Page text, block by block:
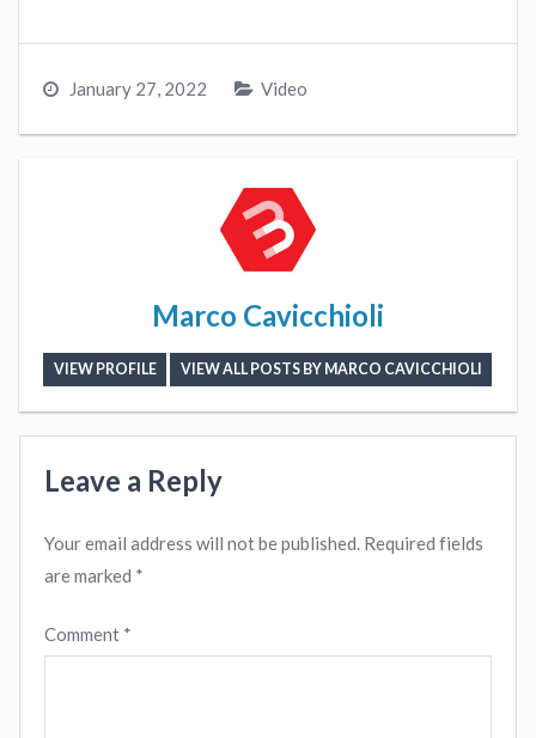
January 27, 2022 Video
Marco Cavicchioli
VIEW PROFILE VIEW ALL POSTS BY MARCO CAVICCHIOLI
Leave a Reply
Your email address will not be published. Required fields
are marked *
Comment *